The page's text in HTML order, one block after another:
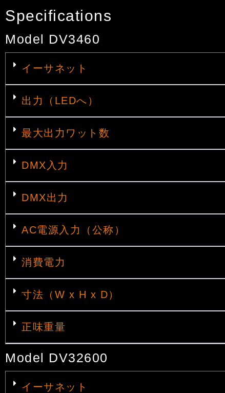
Specifications
Model DV3460
イーサネット
出力（LEDへ）
最大出力ワット数
DMX入力
DMX出力
AC電源入力（公称）
消費電力
寸法（W x H x D）
正味重量
Model DV32600
イーサネット